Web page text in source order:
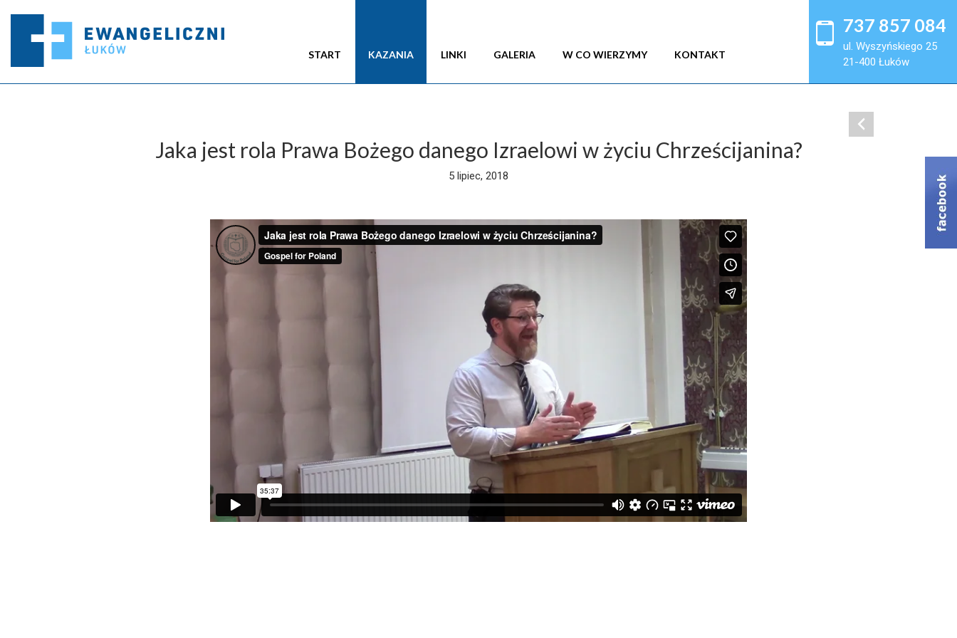
START KAZANIA LINKI GALERIA W CO WIERZYMY KONTAKT
737 857 084
ul. Wyszyńskiego 25
21-400 Łuków
Jaka jest rola Prawa Bożego danego Izraelowi w życiu Chrześcijanina?
5 lipiec, 2018